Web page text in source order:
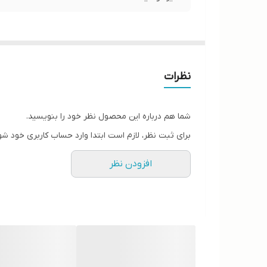
نظرات
شما هم درباره این محصول نظر خود را بنویسید.
برای ثبت نظر، لازم است ابتدا وارد حساب کاربری خود
افزودن نظر